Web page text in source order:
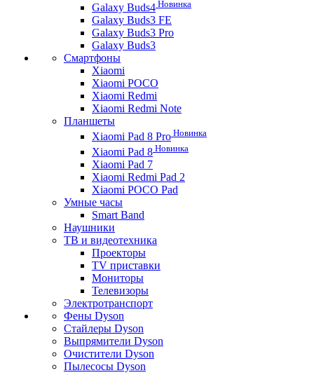
Galaxy Buds4 Новинка
Galaxy Buds3 FE
Galaxy Buds3 Pro
Galaxy Buds3
Смартфоны
Xiaomi
Xiaomi POCO
Xiaomi Redmi
Xiaomi Redmi Note
Планшеты
Xiaomi Pad 8 Pro Новинка
Xiaomi Pad 8 Новинка
Xiaomi Pad 7
Xiaomi Redmi Pad 2
Xiaomi POCO Pad
Умные часы
Smart Band
Наушники
ТВ и видеотехника
Проекторы
TV приставки
Мониторы
Телевизоры
Электротранспорт
Фены Dyson
Стайлеры Dyson
Выпрямители Dyson
Очистители Dyson
Пылесосы Dyson